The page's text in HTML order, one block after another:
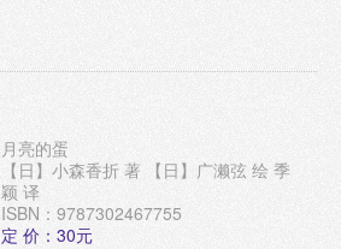
月亮的蛋
【日】小森香折 著 【日】广濑弦 绘 季
颖 译
ISBN：9787302467755
定 价：30元